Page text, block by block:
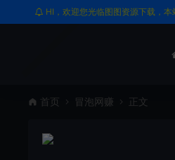
HI，欢迎您光临图图资源下载，本
首页 冒泡网赚 正文